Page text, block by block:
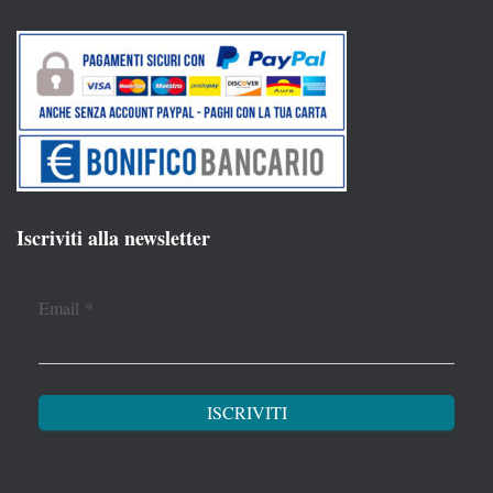
Iscriviti alla newsletter
Email *